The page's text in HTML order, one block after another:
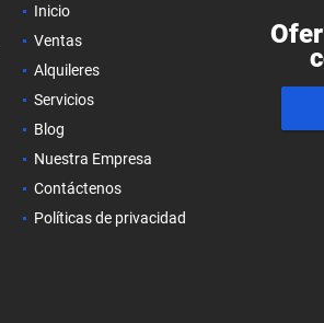
Inicio
Ventas
Alquileres
Servicios
Blog
Nuestra Empresa
Contáctenos
Políticas de privacidad